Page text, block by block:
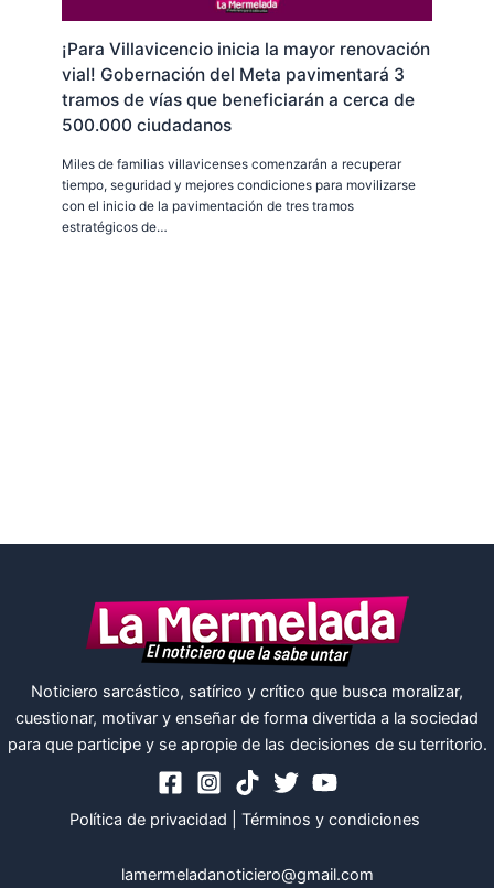
¡Para Villavicencio inicia la mayor renovación
vial! Gobernación del Meta pavimentará 3
tramos de vías que beneficiarán a cerca de
500.000 ciudadanos
Miles de familias villavicenses comenzarán a recuperar
tiempo, seguridad y mejores condiciones para movilizarse
con el inicio de la pavimentación de tres tramos
estratégicos de…
Noticiero sarcástico, satírico y crítico que busca moralizar,
cuestionar, motivar y enseñar de forma divertida a la sociedad
para que participe y se apropie de las decisiones de su territorio.
Política de privacidad Términos y condiciones
lamermeladanoticiero@gmail.com